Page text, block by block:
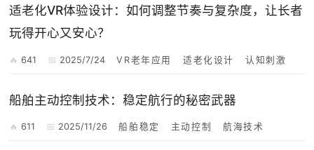
适老化VR体验设计：如何调整节奏与复杂度，让长者
玩得开心又安心？
641 2025/7/24 VR老年应用 适老化设计 认知刺激
船舶主动控制技术：稳定航行的秘密武器
611 2025/11/26 船舶稳定 主动控制 航海技术